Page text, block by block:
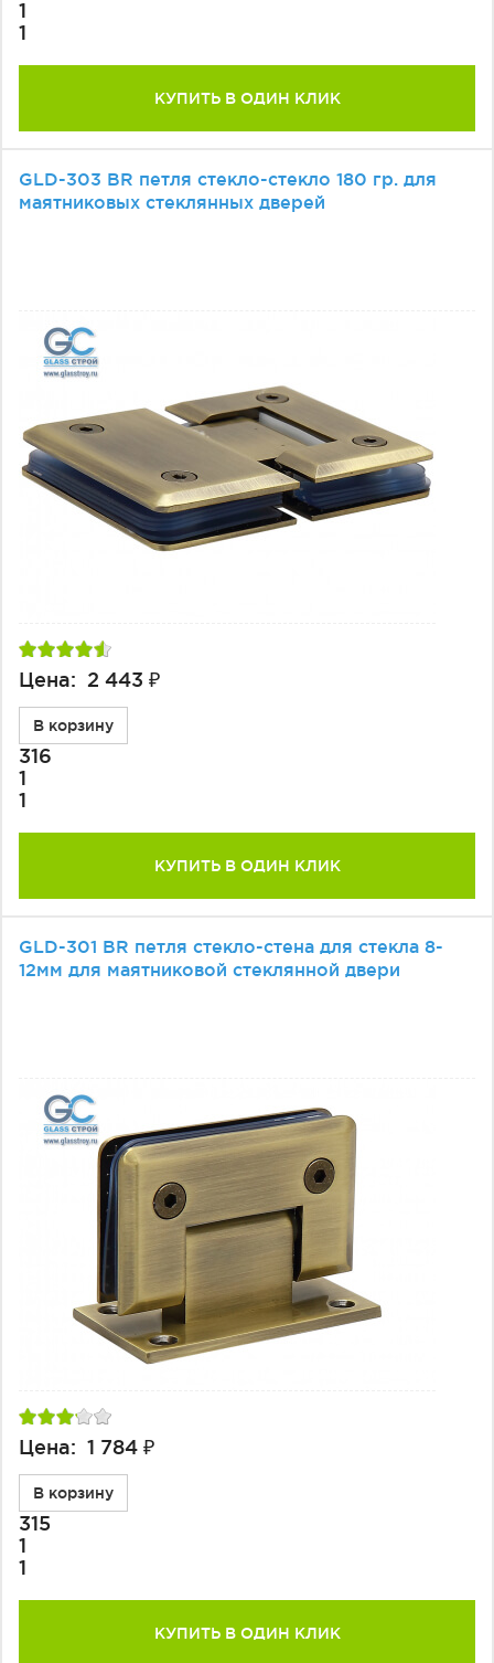
1
1
КУПИТЬ В ОДИН КЛИК
GLD-303 BR петля стекло-стекло 180 гр. для
маятниковых стеклянных дверей
Цена: 2 443 ₽
В корзину
316
1
1
КУПИТЬ В ОДИН КЛИК
GLD-301 BR петля стекло-стена для стекла 8-
12мм для маятниковой стеклянной двери
Цена: 1 784 ₽
В корзину
315
1
1
КУПИТЬ В ОДИН КЛИК